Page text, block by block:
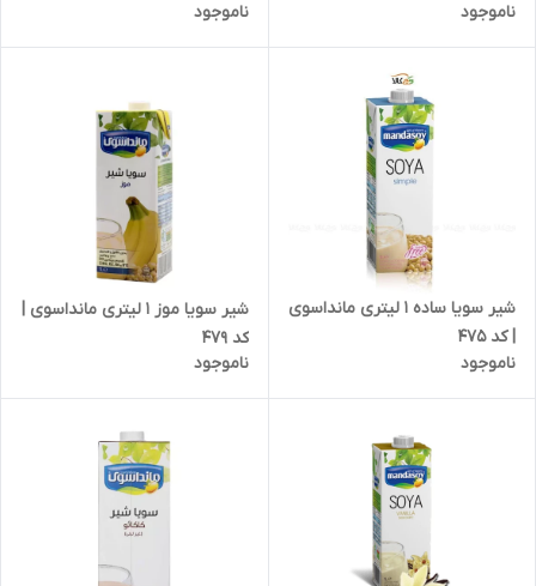
ناموجود
انقضاء 1407/03 | کد 356
ناموجود
شیر سویا ساده 1 لیتری مانداسوی
| کد 475
ناموجود
شیر سویا موز 1 لیتری مانداسوی |
کد 479
ناموجود